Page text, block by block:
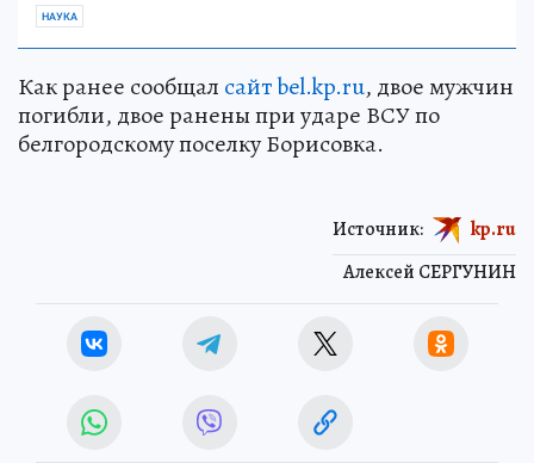
НАУКА
Как ранее сообщал сайт bel.kp.ru, двое мужчин
погибли, двое ранены при ударе ВСУ по
белгородскому поселку Борисовка.
Алексей СЕРГУНИН
Источник: kp.ru